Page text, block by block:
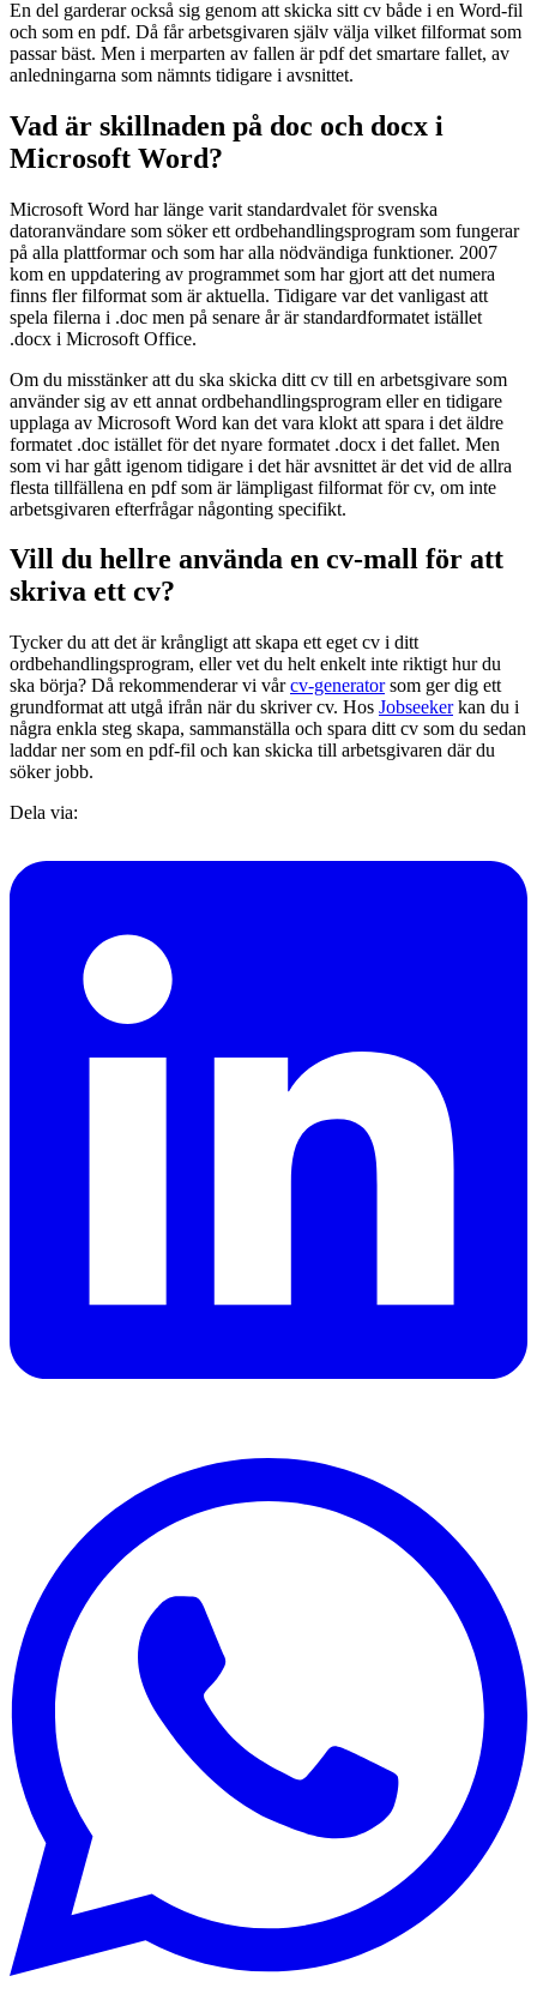
En del garderar också sig genom att skicka sitt cv både i en Word-fil
och som en pdf. Då får arbetsgivaren själv välja vilket filformat som
passar bäst. Men i merparten av fallen är pdf det smartare fallet, av
anledningarna som nämnts tidigare i avsnittet.
Vad är skillnaden på doc och docx i
Microsoft Word?
Microsoft Word har länge varit standardvalet för svenska
datoranvändare som söker ett ordbehandlingsprogram som fungerar
på alla plattformar och som har alla nödvändiga funktioner. 2007
kom en uppdatering av programmet som har gjort att det numera
finns fler filformat som är aktuella. Tidigare var det vanligast att
spela filerna i .doc men på senare år är standardformatet istället
.docx i Microsoft Office.
Om du misstänker att du ska skicka ditt cv till en arbetsgivare som
använder sig av ett annat ordbehandlingsprogram eller en tidigare
upplaga av Microsoft Word kan det vara klokt att spara i det äldre
formatet .doc istället för det nyare formatet .docx i det fallet. Men
som vi har gått igenom tidigare i det här avsnittet är det vid de allra
flesta tillfällena en pdf som är lämpligast filformat för cv, om inte
arbetsgivaren efterfrågar någonting specifikt.
Vill du hellre använda en cv-mall för att
skriva ett cv?
Tycker du att det är krångligt att skapa ett eget cv i ditt
ordbehandlingsprogram, eller vet du helt enkelt inte riktigt hur du
ska börja? Då rekommenderar vi vårcv-generatorsom ger dig ett
grundformat att utgå ifrån när du skriver cv. Hos Jobseekerkan du i
några enkla steg skapa, sammanställa och spara ditt cv som du sedan
laddar ner som en pdf-fil och kan skicka till arbetsgivaren där du
söker jobb.
Dela via: